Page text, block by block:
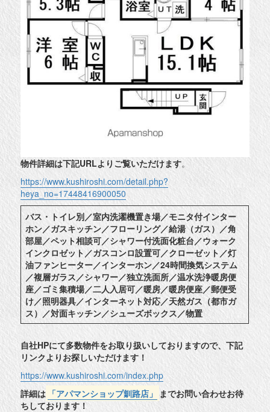
物件詳細は下記URLよりご覧いただけます。
https://www.kushiroshi.com/detail.php?
heya_no=17448416900050
バス・トイレ別／室内洗濯機置き場／モニタ付インター
ホン／ガスキッチン／フローリング／給湯（ガス）／角
部屋／ペット相談可／シャワー付洗面化粧台／ウォーク
インクロゼット／ガスコンロ設置可／クローゼット／灯
油ファンヒーター／インターホン／24時間換気システム
／複層ガラス／シャワー／独立洗面所／温水洗浄暖房便
座／ゴミ集積場／二人入居可／暖房／暖房便座／郵便受
け／照明器具／インターネット対応／天然ガス（都市ガ
ス）／対面キッチン／シューズボックス／物置
自社HPにて多数物件をお取り扱いしておりますので、下記
リンクよりお探しいただけます！
https://www.kushiroshi.com/index.php
詳細は 「アパマンショップ釧路店」 までお問い合わせお待
ちしております！